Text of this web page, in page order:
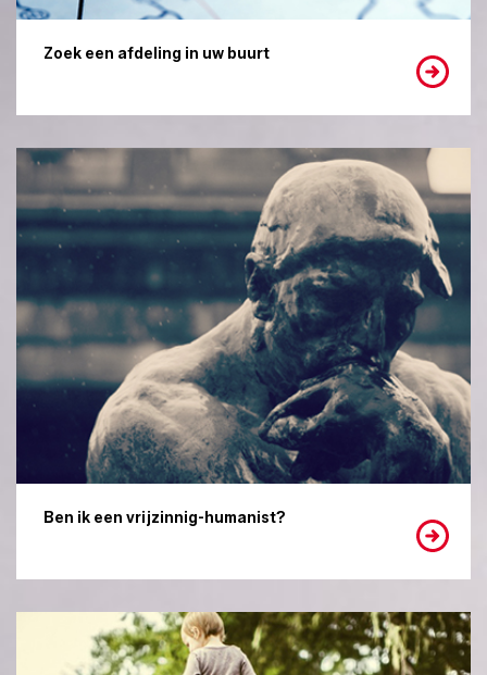
Zoek een afdeling in uw buurt
Ben ik een vrijzinnig-humanist?